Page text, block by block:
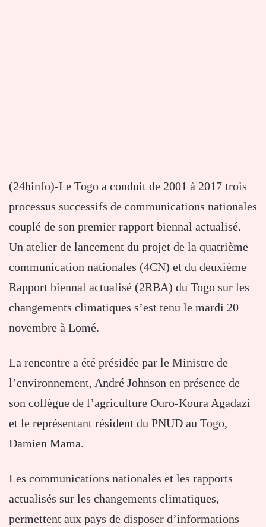
(24hinfo)-Le Togo a conduit de 2001 à 2017 trois
processus successifs de communications nationales
couplé de son premier rapport biennal actualisé.
Un atelier de lancement du projet de la quatrième
communication nationales (4CN) et du deuxième
Rapport biennal actualisé (2RBA) du Togo sur les
changements climatiques s’est tenu le mardi 20
novembre à Lomé.
La rencontre a été présidée par le Ministre de
l’environnement, André Johnson en présence de
son collègue de l’agriculture Ouro-Koura Agadazi
et le représentant résident du PNUD au Togo,
Damien Mama.
Les communications nationales et les rapports
actualisés sur les changements climatiques,
permettent aux pays de disposer d’informations